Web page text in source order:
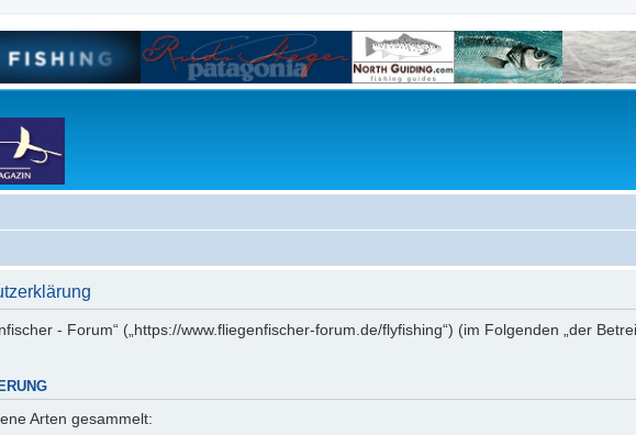
- Forum“ („https://www.fliegenfischer-forum.de/flyfishing“) (im Folgenden „der
Arten gesammelt: